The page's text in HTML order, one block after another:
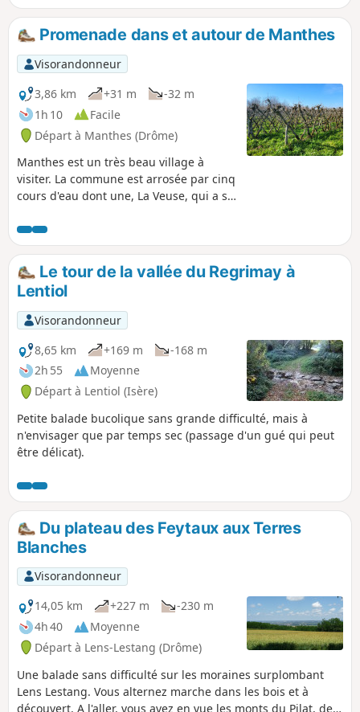
faire le tour du Château du Double et chercher une énigme.
Promenade dans et autour de Manthes
Visorandonneur
3,86 km
+31 m
-32 m
1h 10
Facile
Départ à Manthes (Drôme)
Manthes est un très beau village à
visiter. La commune est arrosée par cinq
cours d'eau dont une, La Veuse, qui a sa
pisciculture, une église et son prieuré
du XIe siècle qui abritait six moines, une
place centrale à côté de belles surfaces
d'eau. Alors, ouvrez bien les yeux et,
soyez curieux car ce village a une
longue histoire comme beaucoup
d'autres. À tou(te)s les randonneur(se)s
qui parcourent mes randonnées vous
pouvez mettre des photos en indiquant
l'emplacement sur le circuit.
Le tour de la vallée du Regrimay à
Lentiol
Visorandonneur
8,65 km
+169 m
-168 m
2h 55
Moyenne
Départ à Lentiol (Isère)
Petite balade bucolique sans grande difficulté, mais à
n'envisager que par temps sec (passage d'un gué qui peut
être délicat).
Du plateau des Feytaux aux Terres
Blanches
Visorandonneur
14,05 km
+227 m
-230 m
4h 40
Moyenne
Départ à Lens-Lestang (Drôme)
Une balade sans difficulté sur les moraines surplombant
Lens Lestang. Vous alternez marche dans les bois et à
découvert. A l'aller, vous avez en vue les monts du Pilat, de